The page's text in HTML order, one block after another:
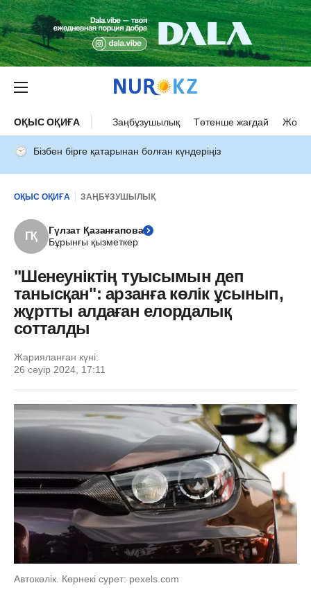
ОҚЫС ОҚИҒА Заңбұзушылық Төтенше жағдай Жол
Бізбен бірге қатарынан болған күндеріңіз
ОҚЫС ОҚИҒА ЗАҢБҰЗУШЫЛЫҚ
ГҚ
Гүлзат Қазанғапова
Бұрынғы қызметкер
"Шенеуніктің туысымын деп
танысқан": арзанға көлік ұсынып,
жұртты алдаған елордалық
сотталды
Жарияланған күні:
26 сәуір 2024, 17:11
Автокөлік. Көрнекі сурет: pexels.com